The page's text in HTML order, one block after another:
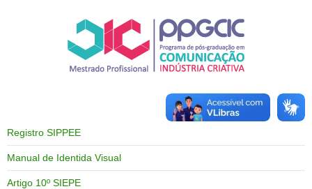
Registro SIPPEE
Manual de Identida Visual
Artigo 10º SIEPE